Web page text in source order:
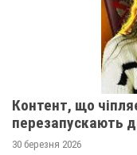
Контент, що
перезапускають
30 березня 2026